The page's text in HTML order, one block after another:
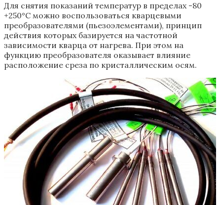
Для снятия показаний температур в пределах -80
+250°С можно воспользоваться кварцевыми
преобразователями (пьезоэлементами), принцип
действия которых базируется на частотной
зависимости кварца от нагрева. При этом на
функцию преобразователя оказывает влияние
расположение среза по кристаллическим осям.